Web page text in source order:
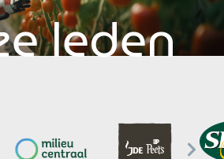
leden